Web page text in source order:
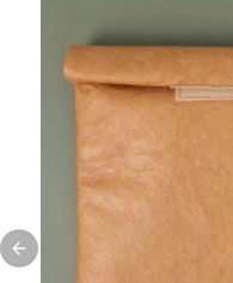
Previous slide